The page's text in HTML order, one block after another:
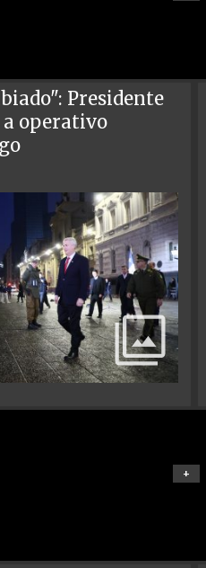
Presidente
a operativo
+